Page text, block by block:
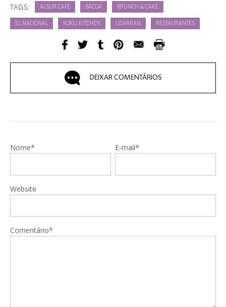
TAGS: ALSUR CAFÉ BACOA BRUNCH & CAKE
EL NACIONAL KOKU KITCHEN LIZARRAN RESTAURANTES
DEIXAR COMENTÁRIOS
Nome* E-mail*
Website
Comentário*